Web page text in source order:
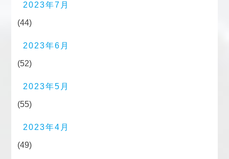
2023年7月
(44)
2023年6月
(52)
2023年5月
(55)
2023年4月
(49)